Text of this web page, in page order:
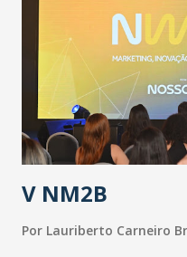
aumento de casos de
de uma epidemia com um
contaminação maior que
secretário. Segundo ele, é
contaminação alta,
população e ao sistema de
estratificação do risco da
V NM2B
Por Lauriberto Carneiro